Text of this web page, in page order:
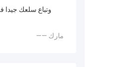
وتباع سلعك
—— مارك